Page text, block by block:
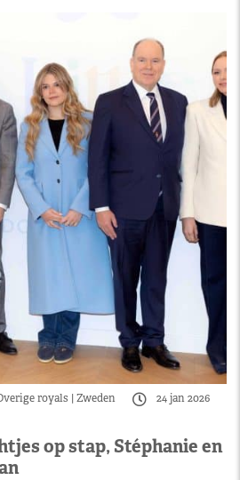
royals Zweden
24 jan 2026
op stap, Stéphanie en